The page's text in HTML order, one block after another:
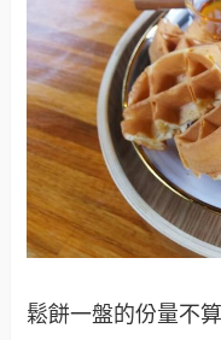
鬆餅一盤的份量不